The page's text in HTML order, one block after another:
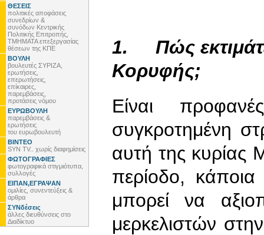
ΘΕΣΕΙΣ
πολιτικές αποφάσεις
συνεδρίων &
συνόδων Κεντρικής
Πολιτικής Επιτροπής,
ΤΜΗΜΑΤΑ επεξεργασίας
θέσεων της ΚΠΕ
ΒΟΥΛΗ
βουλευτές ΣΥΡΙΖΑ,
ερωτήσεις,
επερωτήσεις,
επίκαιρες,
παρεμβάσεις,
προτάσεις νόμου
ΕΥΡΩΒΟΥΛΗ
παρεμβάσεις &
ερωτήσεις
του ευρωβουλευτή
ΒΙΝΤΕΟ
SYN TV.. χωρίς διαφημίσεις
ΦΩΤΟΓΡΑΦΙΕΣ
φωτογραφικά στιγμιότυπα,
συλλογές
ΕΙΠΑΝ,ΕΓΡΑΨΑΝ
ομιλίες, συνεντεύξεις &
άρθρα
ΣΥΝδέσεις
άλλες διευθύνσεις στο
Διαδίκτυο
1. Πώς
Κορυφής;
Είναι
συγκροτημένη
αυτή της κυρίας
περίοδο,
μπορεί να
μερκελιστών